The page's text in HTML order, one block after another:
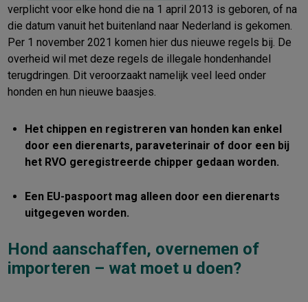
verplicht voor elke hond die na 1 april 2013 is geboren, of na
die datum vanuit het buitenland naar Nederland is gekomen.
Per 1 november 2021 komen hier dus nieuwe regels bij. De
overheid wil met deze regels de illegale hondenhandel
terugdringen. Dit veroorzaakt namelijk veel leed onder
honden en hun nieuwe baasjes.
Het chippen en registreren van honden kan enkel
door een dierenarts, paraveterinair of door een bij
het RVO geregistreerde chipper gedaan worden.
Een EU-paspoort mag alleen door een dierenarts
uitgegeven worden.
Hond aanschaffen, overnemen of
importeren – wat moet u doen?